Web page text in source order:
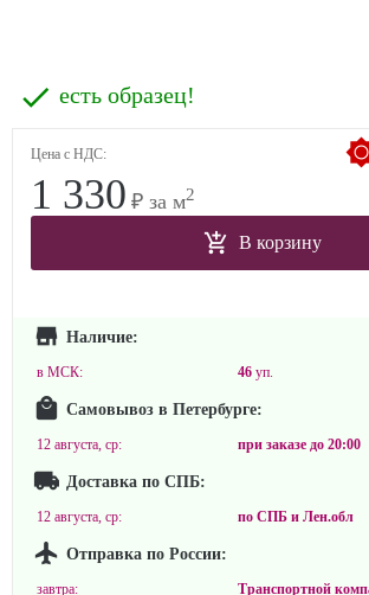
есть образец!
Цена с НДС:
1 330 ₽ за м2
В корзину
Наличие:
в МСК: 46 уп.
Самовывоз в Петербурге:
12 августа, ср: при заказе до 20:00
Доставка по СПБ:
12 августа, ср: по СПБ и Лен.обл
Отправка по России:
завтра: Транспортной